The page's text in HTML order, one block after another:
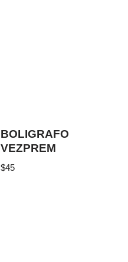
BOLIGRAFO
VEZPREM
$45